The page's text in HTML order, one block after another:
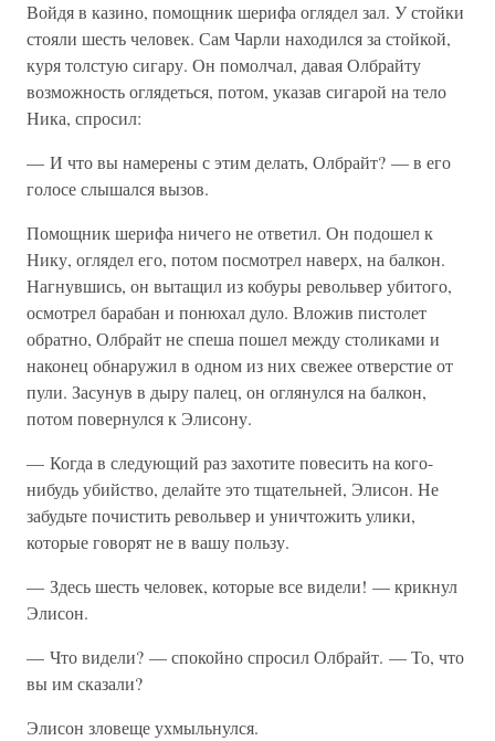
Войдя в казино, помощник шерифа оглядел зал. У стойки
стояли шесть человек. Сам Чарли находился за стойкой,
куря толстую сигару. Он помолчал, давая Олбрайту
возможность оглядеться, потом, указав сигарой на тело
Ника, спросил:
— И что вы намерены с этим делать, Олбрайт? — в его
голосе слышался вызов.
Помощник шерифа ничего не ответил. Он подошел к
Нику, оглядел его, потом посмотрел наверх, на балкон.
Нагнувшись, он вытащил из кобуры револьвер убитого,
осмотрел барабан и понюхал дуло. Вложив пистолет
обратно, Олбрайт не спеша пошел между столиками и
наконец обнаружил в одном из них свежее отверстие от
пули. Засунув в дыру палец, он оглянулся на балкон,
потом повернулся к Элисону.
— Когда в следующий раз захотите повесить на кого-
нибудь убийство, делайте это тщательней, Элисон. Не
забудьте почистить револьвер и уничтожить улики,
которые говорят не в вашу пользу.
— Здесь шесть человек, которые все видели! — крикнул
Элисон.
— Что видели? — спокойно спросил Олбрайт. — То, что
вы им сказали?
Элисон зловеще ухмыльнулся.